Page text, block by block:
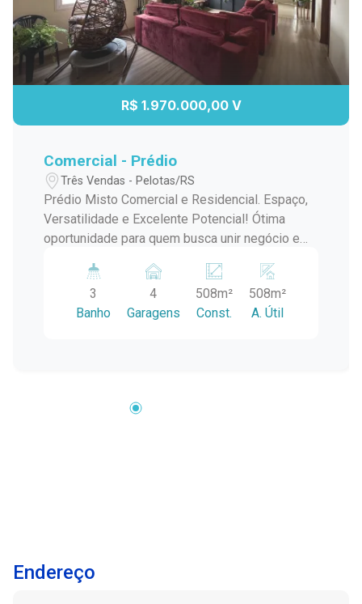
R$ 1.970.000,00 V
Comercial - Prédio
Três Vendas - Pelotas/RS
Prédio Misto Comercial e Residencial. Espaço,
Versatilidade e Excelente Potencial! Ótima
oportunidade para quem busca unir negócio e
imóvel com múltiplas possibilidades! Parte
térrea (comercial): Amplo espaço ideal para
atividades comerciais, composto por: Loja
completa, com ambientes amplos e bem
empreendedores e investidores que buscam
espaço e funcionalidade!
3
Banho
4
Garagens
508m²
Const.
508m²
A. Útil
Endereço